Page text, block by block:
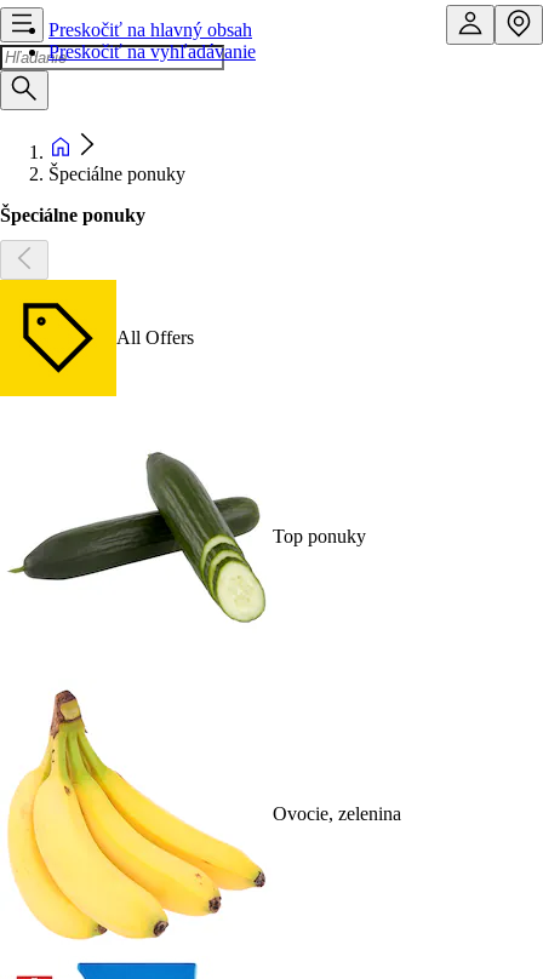
Preskočiť na hlavný obsah
Preskočiť na vyhľadávanie
Špeciálne ponuky
Špeciálne ponuky
All Offers
Top ponuky
Ovocie, zelenina